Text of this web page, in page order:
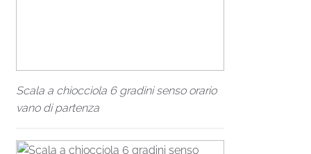
Scala a chiocciola 6 gradini senso orario
vano di partenza